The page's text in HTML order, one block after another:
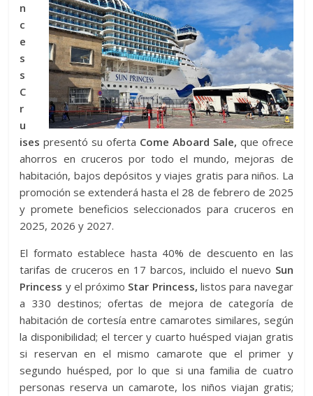
n
c
e
s
s
C
r
u
ises presentó su oferta Come Aboard Sale, que ofrece
ahorros en cruceros por todo el mundo, mejoras de
habitación, bajos depósitos y viajes gratis para niños. La
promoción se extenderá hasta el 28 de febrero de 2025
y promete beneficios seleccionados para cruceros en
2025, 2026 y 2027.
El formato establece hasta 40% de descuento en las
tarifas de cruceros en 17 barcos, incluido el nuevo Sun
Princess y el próximo Star Princess, listos para navegar
a 330 destinos; ofertas de mejora de categoría de
habitación de cortesía entre camarotes similares, según
la disponibilidad; el tercer y cuarto huésped viajan gratis
si reservan en el mismo camarote que el primer y
segundo huésped, por lo que si una familia de cuatro
personas reserva un camarote, los niños viajan gratis;